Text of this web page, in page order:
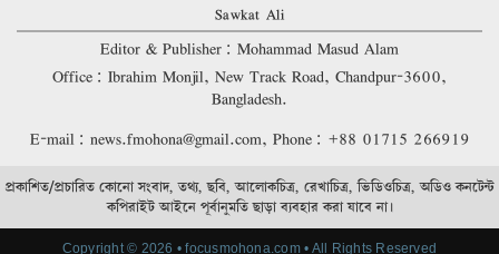
Sawkat Ali
Editor & Publisher: Mohammad Masud Alam
Office: Ibrahim Monjil, New Track Road, Chandpur-3600,
Bangladesh.
E-mail: news.fmohona@gmail.com, Phone: +88 01715 266919
প্রকাশিত/প্রচারিত কোনো সংবাদ, তথ্য, ছবি, আলোকচিত্র, রেখাচিত্র, ভিডিওচিত্র, অডিও কনটেন্ট
কপিরাইট আইনে পূর্বানুমতি ছাড়া ব্যবহার করা যাবে না।
Copyright © 2026 • focusmohona.com • All Rights Reserved